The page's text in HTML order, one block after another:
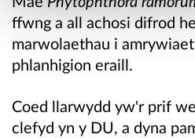
ffwng a all achosi difrod
marwolaethau i
phlanhigion eraill.
Coed llarwydd yw'r prif
clefyd yn y DU, a dyna